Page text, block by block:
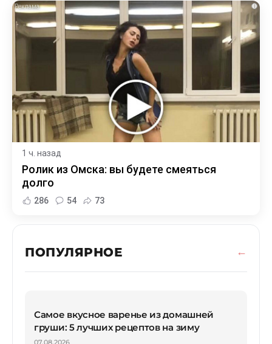
i
1 ч. назад
Ролик из Омска: вы будете смеяться
долго
286 54 73
ПОПУЛЯРНОЕ
Самое вкусное варенье из домашней
груши: 5 лучших рецептов на зиму
07.08.2026